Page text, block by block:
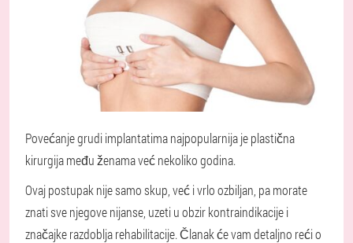
Povećanje grudi implantatima najpopularnija je plastična
kirurgija među ženama već nekoliko godina.
Ovaj postupak nije samo skup, već i vrlo ozbiljan, pa morate
znati sve njegove nijanse, uzeti u obzir kontraindikacije i
značajke razdoblja rehabilitacije. Članak će vam detaljno reći o